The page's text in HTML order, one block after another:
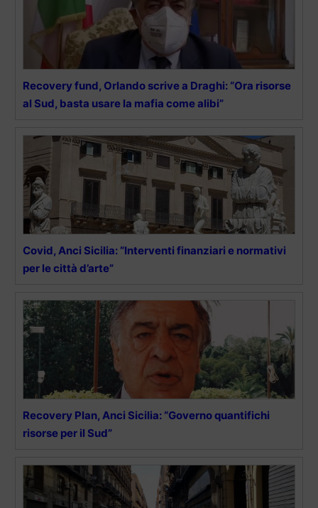
Recovery fund, Orlando scrive a Draghi: “Ora risorse
al Sud, basta usare la mafia come alibi”
Covid, Anci Sicilia: “Interventi finanziari e normativi
per le città d’arte”
Recovery Plan, Anci Sicilia: “Governo quantifichi
risorse per il Sud”